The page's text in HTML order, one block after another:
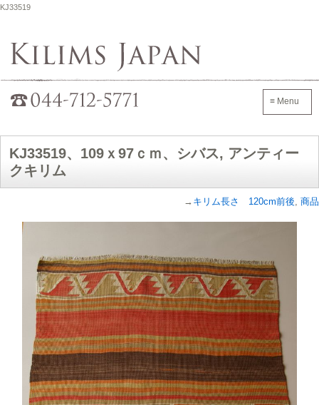
KJ33519
≡ Menu
KJ33519、109ｘ97ｃｍ、シバス, アンティー
クキリム
→ キリム長さ 120cm前後, 商品